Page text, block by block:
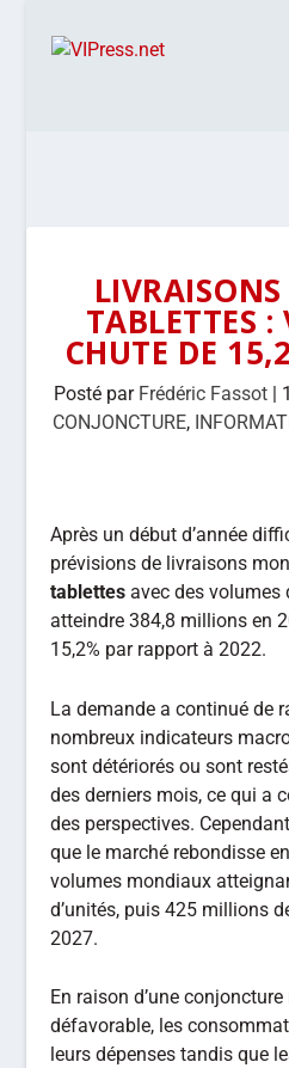
LIVRAISONS
TABLETTES :
CHUTE DE
Posté par Frédéric Fassot |
CONJONCTURE,
Après un début d’année
prévisions de livraisons
tablettes avec des volumes
atteindre 384,8 millions en
15,2% par rapport à 2022.
La demande a continué de
nombreux indicateurs
sont détériorés ou sont
des derniers mois, ce qui a
des perspectives.
que le marché rebondisse
volumes mondiaux
d’unités, puis 425 millions
2027.
En raison d’une
défavorable, les
leurs dépenses tandis que